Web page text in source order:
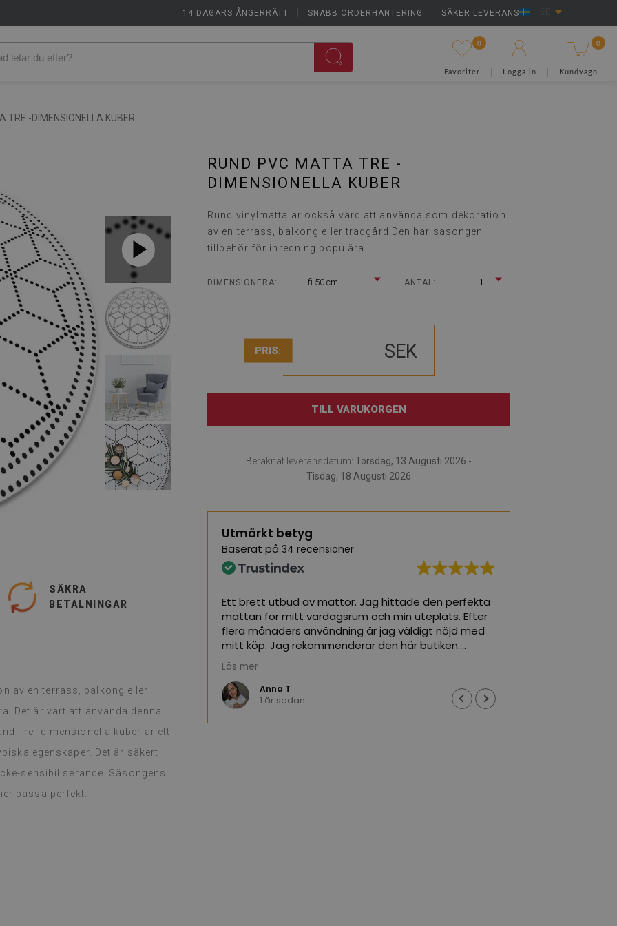
14 DAGARS ÅNGERRÄTT SNABB ORDERHANTERING SÄKER LEVERANS
0
Favoriter Logga in
0
Kundvagn
TRE -DIMENSIONELLA KUBER
SÄKRA
BETALNINGAR
av en terrass, balkong eller
Det är värt att använda denna
Tre -dimensionella kuber är ett
egenskaper. Det är säkert
sensibiliserande. Säsongens
passa perfekt.
RUND PVC MATTA TRE -
DIMENSIONELLA KUBER
Rund vinylmatta är också värd att använda som dekoration
av en terrass, balkong eller trädgård Den här säsongen
tillbehör för inredning populära.
DIMENSIONERA: fi 50 cm ANTAL: 1
PRIS: SEK
TILL VARUKORGEN
Beräknat leveransdatum: Torsdag, 13 Augusti 2026 -
Tisdag, 18 Augusti 2026
Utmärkt betyg
Baserat på 34 recensioner
jag är mycket nöjd
Ett brett utbud av mattor. Jag hittade den perfekta
mattan för mitt vardagsrum och min uteplats. Efter
flera månaders användning är jag väldigt nöjd med
mitt köp. Jag rekommenderar den här butiken.
(Översatt av Google,
Läs mer
Anna T
1 år sedan